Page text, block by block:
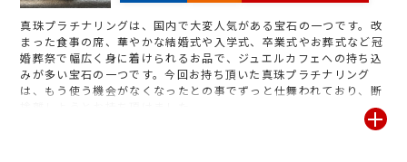
真珠プラチナリングは、国内で大変人気がある宝石の一つです。改
まった食事の席、華やかな結婚式や入学式、卒業式やお葬式など冠
婚葬祭で幅広く身に着けられるお品で、ジュエルカフェへの持ち込
みが多い宝石の一つです。今回お持ち頂いた真珠プラチナリング
は、もう使う機会がなくなったとの事でずっと仕舞われており、断